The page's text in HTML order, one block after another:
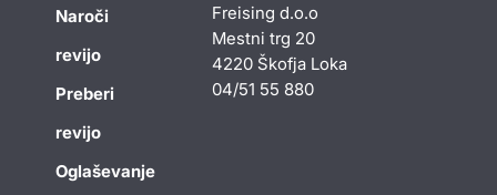
Naroči
revijo
Preberi
revijo
Oglaševanje
Freising d.o.o
Mestni trg 20
4220 Škofja Loka
04/51 55 880